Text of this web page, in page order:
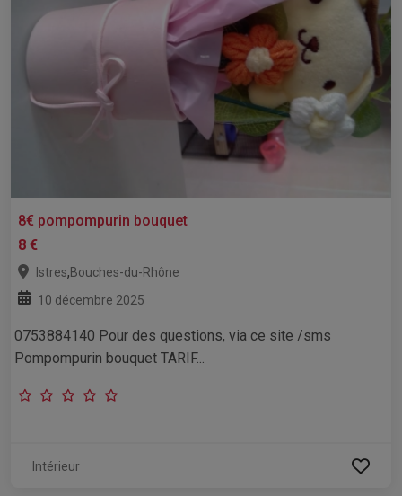
8€ pompompurin bouquet
8 €
Istres,Bouches-du-Rhône
10 décembre 2025
0753884140 Pour des questions, via ce site /sms
Pompompurin bouquet TARIF...
Intérieur